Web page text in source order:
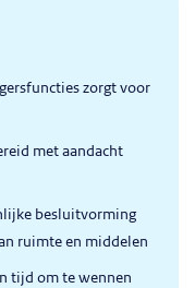
zorgt voor
met aandacht
besluitvorming
ruimte en middelen
tijd om te wennen